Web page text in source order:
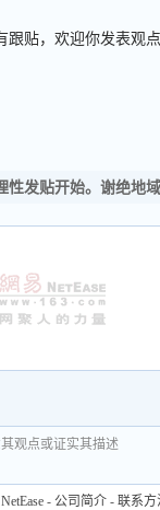
跟贴，欢迎你发表观点
性发贴开始。谢绝地
观点或证实其描述
- 公司简介 - 联系方